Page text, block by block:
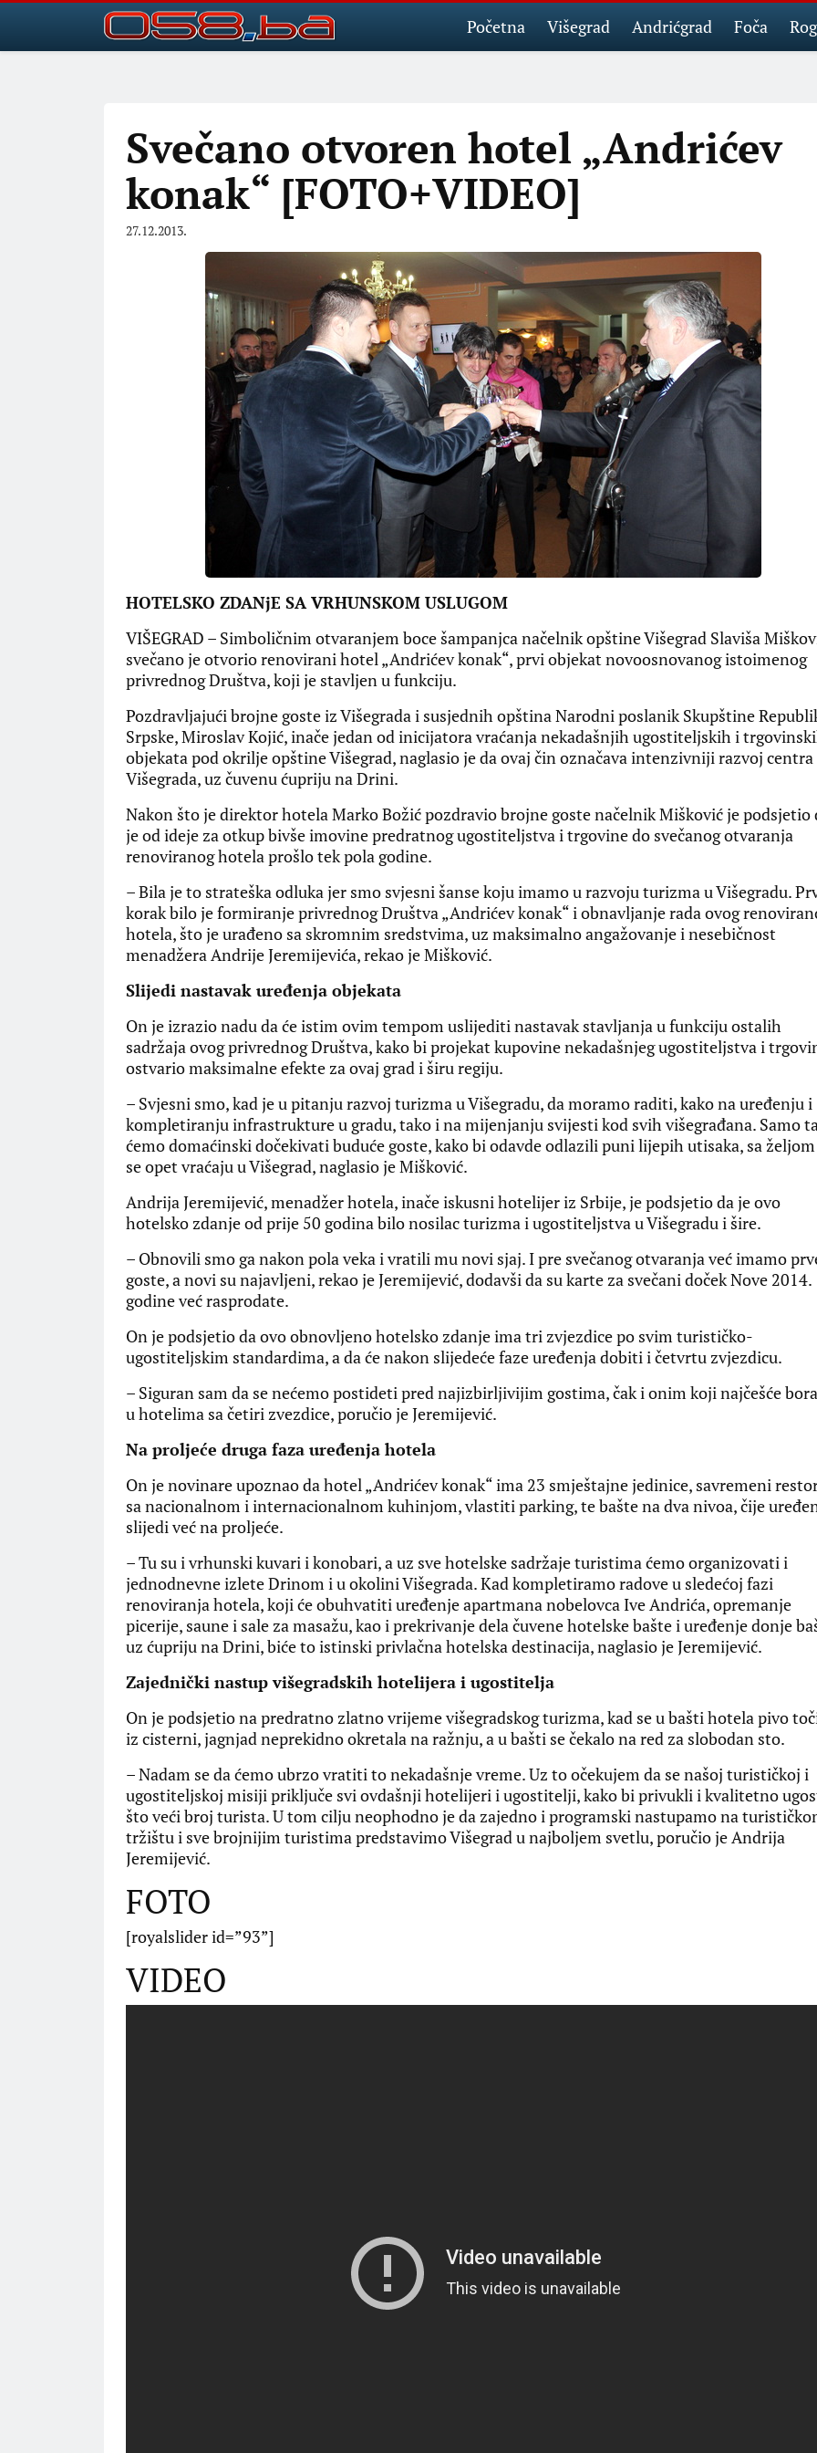
Početna Višegrad Andrićgrad Foča
Svečano otvoren hotel „Andrićev
konak“ [FOTO+VIDEO]
27.12.2013.
HOTELSKO ZDANjE SA VRHUNSKOM USLUGOM
VIŠEGRAD – Simboličnim otvaranjem boce šampanjca načelnik opštine Višegrad Slaviša
svečano je otvorio renovirani hotel „Andrićev konak“, prvi objekat novoosnovanog istoimenog
privrednog Društva, koji je stavljen u funkciju.
Pozdravljajući brojne goste iz Višegrada i susjednih opština Narodni poslanik Skupštine
Srpske, Miroslav Kojić, inače jedan od inicijatora vraćanja nekadašnjih ugostiteljskih i
objekata pod okrilje opštine Višegrad, naglasio je da ovaj čin označava intenzivniji razvoj centra
Višegrada, uz čuvenu ćupriju na Drini.
Nakon što je direktor hotela Marko Božić pozdravio brojne goste načelnik Mišković je podsjetio
je od ideje za otkup bivše imovine predratnog ugostiteljstva i trgovine do svečanog otvaranja
renoviranog hotela prošlo tek pola godine.
– Bila je to strateška odluka jer smo svjesni šanse koju imamo u razvoju turizma u Višegradu.
korak bilo je formiranje privrednog Društva „Andrićev konak“ i obnavljanje rada ovog
hotela, što je urađeno sa skromnim sredstvima, uz maksimalno angažovanje i nesebičnost
menadžera Andrije Jeremijevića, rekao je Mišković.
Slijedi nastavak uređenja objekata
On je izrazio nadu da će istim ovim tempom uslijediti nastavak stavljanja u funkciju ostalih
sadržaja ovog privrednog Društva, kako bi projekat kupovine nekadašnjeg ugostiteljstva i
ostvario maksimalne efekte za ovaj grad i širu regiju.
– Svjesni smo, kad je u pitanju razvoj turizma u Višegradu, da moramo raditi, kako na uređenju i
kompletiranju infrastrukture u gradu, tako i na mijenjanju svijesti kod svih višegrađana. Samo
ćemo domaćinski dočekivati buduće goste, kako bi odavde odlazili puni lijepih utisaka, sa
se opet vraćaju u Višegrad, naglasio je Mišković.
Andrija Jeremijević, menadžer hotela, inače iskusni hotelijer iz Srbije, je podsjetio da je ovo
hotelsko zdanje od prije 50 godina bilo nosilac turizma i ugostiteljstva u Višegradu i šire.
– Obnovili smo ga nakon pola veka i vratili mu novi sjaj. I pre svečanog otvaranja već imamo
goste, a novi su najavljeni, rekao je Jeremijević, dodavši da su karte za svečani doček Nove 2014.
godine već rasprodate.
On je podsjetio da ovo obnovljeno hotelsko zdanje ima tri zvjezdice po svim turističko-
ugostiteljskim standardima, a da će nakon slijedeće faze uređenja dobiti i četvrtu zvjezdicu.
– Siguran sam da se nećemo postideti pred najizbirljivijim gostima, čak i onim koji najčešće
u hotelima sa četiri zvezdice, poručio je Jeremijević.
Na proljeće druga faza uređenja hotela
On je novinare upoznao da hotel „Andrićev konak“ ima 23 smještajne jedinice, savremeni
sa nacionalnom i internacionalnom kuhinjom, vlastiti parking, te bašte na dva nivoa, čije
slijedi već na proljeće.
– Tu su i vrhunski kuvari i konobari, a uz sve hotelske sadržaje turistima ćemo organizovati i
jednodnevne izlete Drinom i u okolini Višegrada. Kad kompletiramo radove u sledećoj fazi
renoviranja hotela, koji će obuhvatiti uređenje apartmana nobelovca Ive Andrića, opremanje
picerije, saune i sale za masažu, kao i prekrivanje dela čuvene hotelske bašte i uređenje donje
uz ćupriju na Drini, biće to istinski privlačna hotelska destinacija, naglasio je Jeremijević.
Zajednički nastup višegradskih hotelijera i ugostitelja
On je podsjetio na predratno zlatno vrijeme višegradskog turizma, kad se u bašti hotela pivo
iz cisterni, jagnjad neprekidno okretala na ražnju, a u bašti se čekalo na red za slobodan sto.
– Nadam se da ćemo ubrzo vratiti to nekadašnje vreme. Uz to očekujem da se našoj turističkoj i
ugostiteljskoj misiji priključe svi ovdašnji hotelijeri i ugostitelji, kako bi privukli i kvalitetno
što veći broj turista. U tom cilju neophodno je da zajedno i programski nastupamo na
tržištu i sve brojnijim turistima predstavimo Višegrad u najboljem svetlu, poručio je Andrija
Jeremijević.
FOTO
[royalslider id=”93”]
VIDEO